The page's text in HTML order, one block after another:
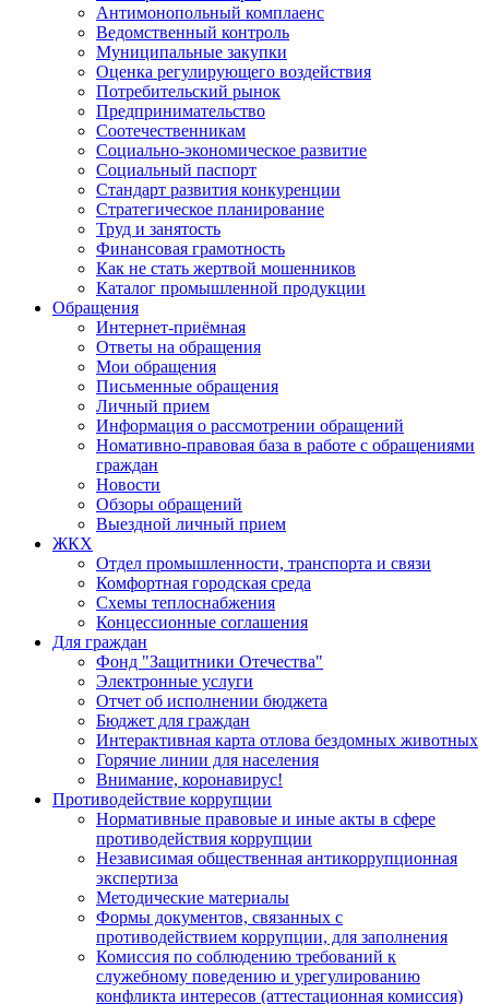
Антимонопольный комплаенс
Ведомственный контроль
Муниципальные закупки
Оценка регулирующего воздействия
Потребительский рынок
Предпринимательство
Соотечественникам
Социально-экономическое развитие
Социальный паспорт
Стандарт развития конкуренции
Стратегическое планирование
Труд и занятость
Финансовая грамотность
Как не стать жертвой мошенников
Каталог промышленной продукции
Обращения
Интернет-приёмная
Ответы на обращения
Мои обращения
Письменные обращения
Личный прием
Информация о рассмотрении обращений
Номативно-правовая база в работе с обращениями
граждан
Новости
Обзоры обращений
Выездной личный прием
ЖКХ
Отдел промышленности, транспорта и связи
Комфортная городская среда
Схемы теплоснабжения
Концессионные соглашения
Для граждан
Фонд "Защитники Отечества"
Электронные услуги
Отчет об исполнении бюджета
Бюджет для граждан
Интерактивная карта отлова бездомных животных
Горячие линии для населения
Внимание, коронавирус!
Противодействие коррупции
Нормативные правовые и иные акты в сфере
противодействия коррупции
Независимая общественная антикоррупционная
экспертиза
Методические материалы
Формы документов, связанных с
противодействием коррупции, для заполнения
Комиссия по соблюдению требований к
служебному поведению и урегулированию
конфликта интересов (аттестационная комиссия)